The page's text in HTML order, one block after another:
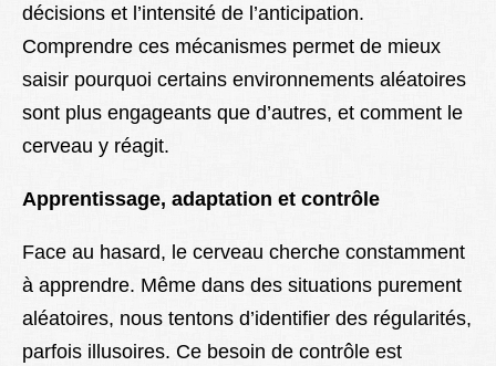
décisions et l’intensité de l’anticipation.
Comprendre ces mécanismes permet de mieux
saisir pourquoi certains environnements aléatoires
sont plus engageants que d’autres, et comment le
cerveau y réagit.
Apprentissage, adaptation et contrôle
Face au hasard, le cerveau cherche constamment
à apprendre. Même dans des situations purement
aléatoires, nous tentons d’identifier des régularités,
parfois illusoires. Ce besoin de contrôle est